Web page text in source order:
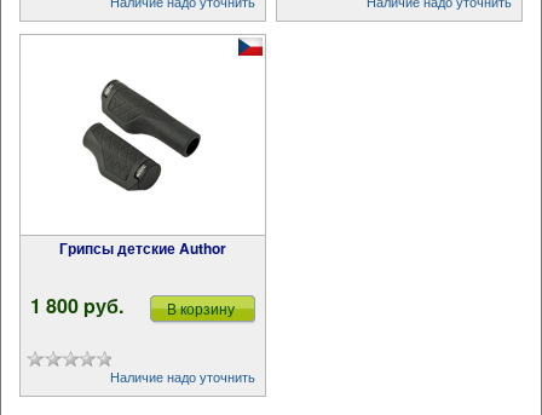
Грипсы детские Author
1 800 pуб. В корзину
Наличие надо уточнить